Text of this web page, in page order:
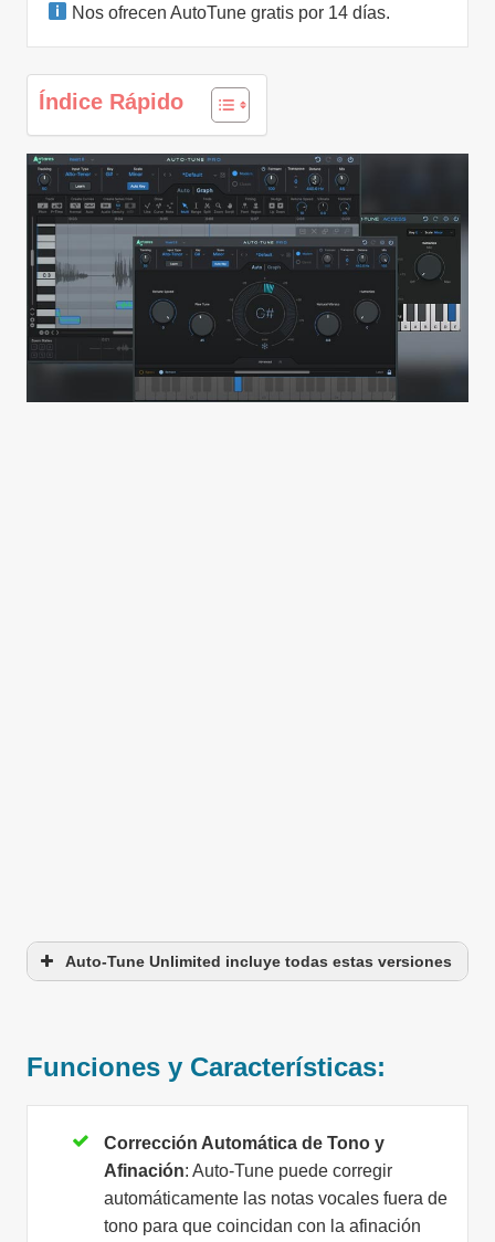
Nos ofrecen AutoTune gratis por 14 días.
Índice Rápido
Auto-Tune Unlimited incluye todas estas versiones
Funciones y Características:
Corrección Automática de Tono y
Afinación: Auto-Tune puede corregir
automáticamente las notas vocales fuera de
tono para que coincidan con la afinación